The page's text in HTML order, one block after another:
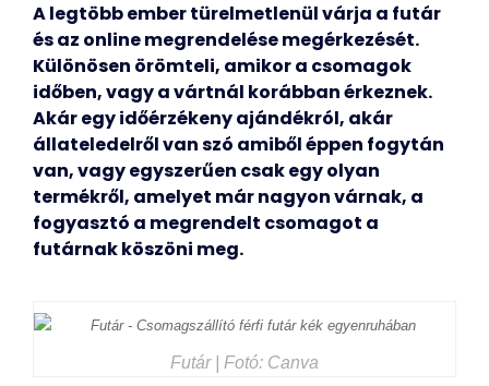
A legtöbb ember türelmetlenül várja a futár
és az online megrendelése megérkezését.
Különösen örömteli, amikor a csomagok
időben, vagy a vártnál korábban érkeznek.
Akár egy időérzékeny ajándékról, akár
állateledelről van szó amiből éppen fogytán
van, vagy egyszerűen csak egy olyan
termékről, amelyet már nagyon várnak, a
fogyasztó a megrendelt csomagot a
futárnak köszöni meg.
Futár | Fotó: Canva